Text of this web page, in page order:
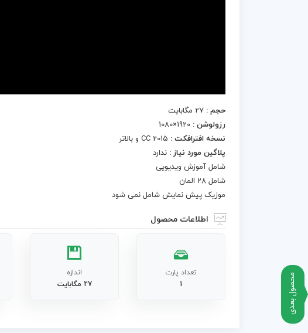
محصول بعدی
حجم : 27 مگابایت
رزولوشن :
نسخه افترافکت :
پلاگین مورد نیاز : ندارد
شامل آموزش ویدیویی
شامل 28 المان
موزیک پیش نمایش شامل نمی شود
اطلاعات محصول
تعداد پارت
1
اندازه
27 مگابایت